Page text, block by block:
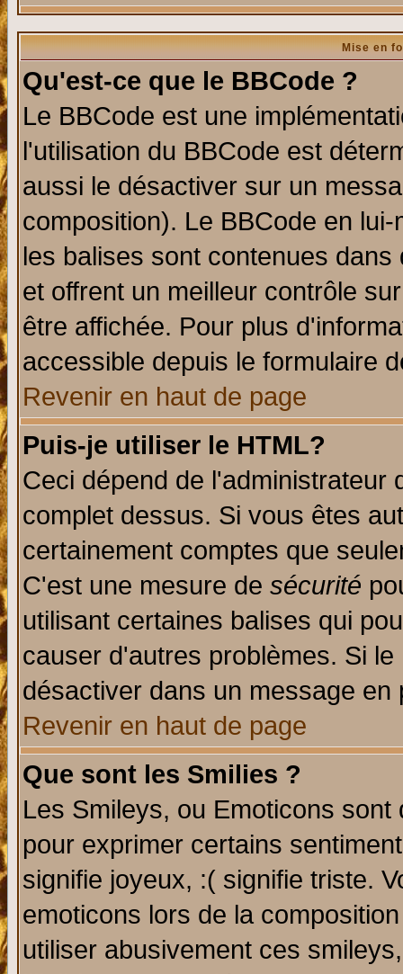
Mise en
Qu'est-ce que le BBCode ?
Le BBCode est une
l'utilisation du BBCode est
aussi le désactiver sur un
composition). Le BBCode en
les balises sont contenues
et offrent un meilleur contrôle
être affichée. Pour plus
accessible depuis le formulaire
Revenir en haut de page
Puis-je utiliser le HTML?
Ceci dépend de l'administrateur
complet dessus. Si vous êtes
certainement comptes que
C'est une mesure de sécurité
utilisant certaines balises qui
causer d'autres problèmes. Si
désactiver dans un message
Revenir en haut de page
Que sont les Smilies ?
Les Smileys, ou Emoticons
pour exprimer certains
signifie joyeux, :( signifie triste.
emoticons lors de la
utiliser abusivement ces